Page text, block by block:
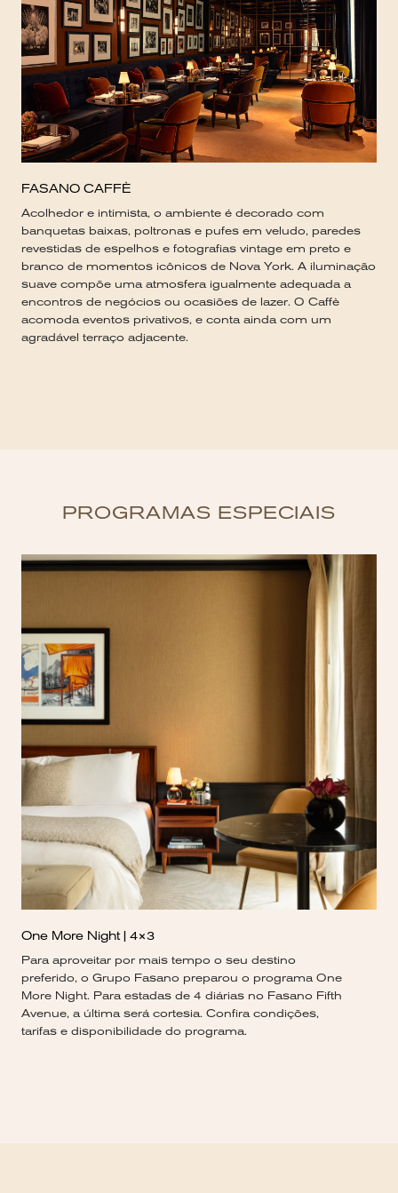
FASANO CAFFÈ
Acolhedor e intimista, o ambiente é decorado com
banquetas baixas, poltronas e pufes em veludo, paredes
revestidas de espelhos e fotografias vintage em preto e
branco de momentos icônicos de Nova York. A iluminação
suave compõe uma atmosfera igualmente adequada a
encontros de negócios ou ocasiões de lazer. O Caffè
acomoda eventos privativos, e conta ainda com um
agradável terraço adjacente.
PROGRAMAS ESPECIAIS
One More Night | 4×3
Para aproveitar por mais tempo o seu destino
preferido, o Grupo Fasano preparou o programa One
More Night. Para estadas de 4 diárias no Fasano Fifth
Avenue, a última será cortesia. Confira condições,
tarifas e disponibilidade do programa.